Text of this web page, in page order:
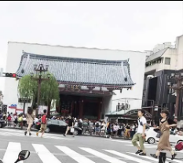
價格
聲音 常見問題
預訂
店鋪
東京秋葉原#1